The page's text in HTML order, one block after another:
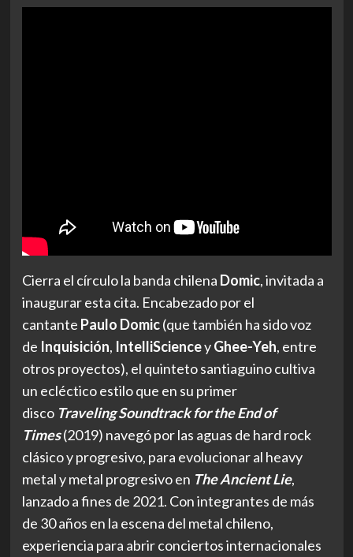
Cierra el círculo la banda chilena Domic, invitada a
inaugurar esta cita. Encabezado por el
cantante Paulo Domic(que también ha sido voz
de Inquisición, IntelliScienceyGhee-Yeh, entre
otros proyectos), el quinteto santiaguino cultiva
un ecléctico estilo que en su primer
disco Traveling Soundtrack for the End of
Times(2019) navegó por las aguas de hard rock
clásico y progresivo, para evolucionar al heavy
metal y metal progresivo en The Ancient Lie,
lanzado a fines de 2021. Con integrantes de más
de 30 años en la escena del metal chileno,
experiencia para abrir conciertos internacionales